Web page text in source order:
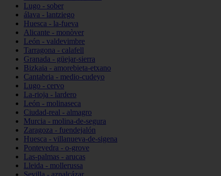
Lugo - sober
álava - lantziego
Huesca - la-fueva
Alicante - monòver
León - valdevimbre
Tarragona - calafell
Granada - güejar-sierra
Bizkaia - amorebieta-etxano
Cantabria - medio-cudeyo
Lugo - cervo
La-rioja - lardero
León - molinaseca
Ciudad-real - almagro
Murcia - molina-de-segura
Zaragoza - fuendejalón
Huesca - villanueva-de-sigena
Pontevedra - o-grove
Las-palmas - arucas
Lleida - mollerussa
Sevilla - aznalcázar